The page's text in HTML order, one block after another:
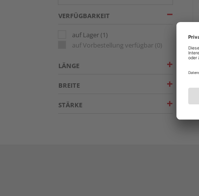
VERFÜGBARKEIT
auf Lager(1)
auf Vorbestellung verfügbar (0)
LÄNGE
BREITE
STÄRKE